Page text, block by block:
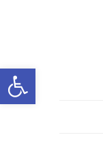
Otwórz